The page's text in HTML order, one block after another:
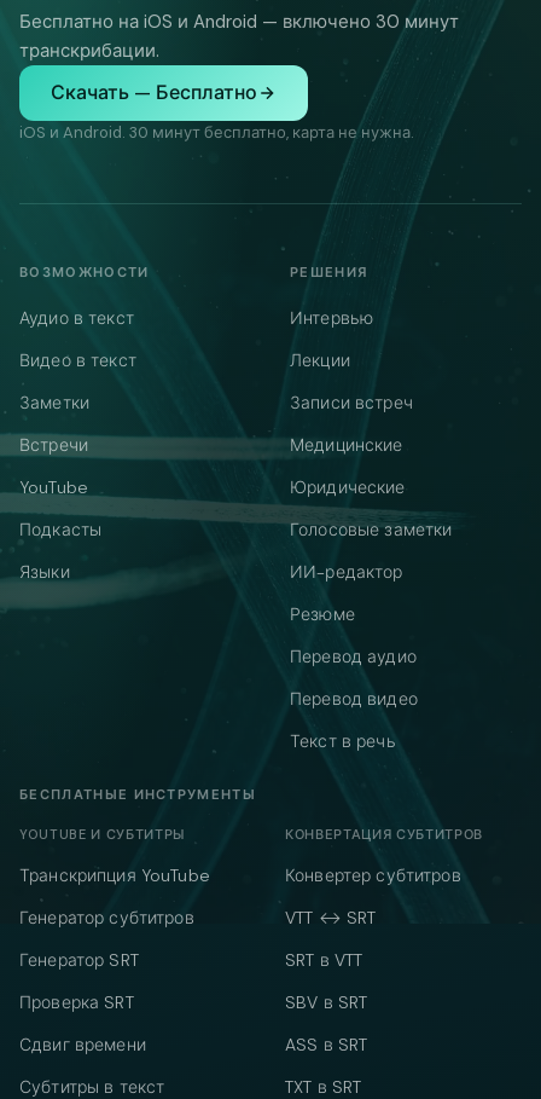
Бесплатно на iOS и Android — включено 30 минут
транскрибации.
Скачать — Бесплатно
iOS и Android. 30 минут бесплатно, карта не нужна.
ВОЗМОЖНОСТИ
Аудио в текст
Видео в текст
Заметки
Встречи
YouTube
Подкасты
Языки
РЕШЕНИЯ
Интервью
Лекции
Записи встреч
Медицинские
Юридические
Голосовые заметки
ИИ-редактор
Резюме
Перевод аудио
Перевод видео
Текст в речь
БЕСПЛАТНЫЕ ИНСТРУМЕНТЫ
YOUTUBE И СУБТИТРЫ
Транскрипция YouTube
Генератор субтитров
Генератор SRT
Проверка SRT
Сдвиг времени
Субтитры в текст
КОНВЕРТАЦИЯ СУБТИТРОВ
Конвертер субтитров
VTT ↔ SRT
SRT в VTT
SBV в SRT
ASS в SRT
TXT в SRT